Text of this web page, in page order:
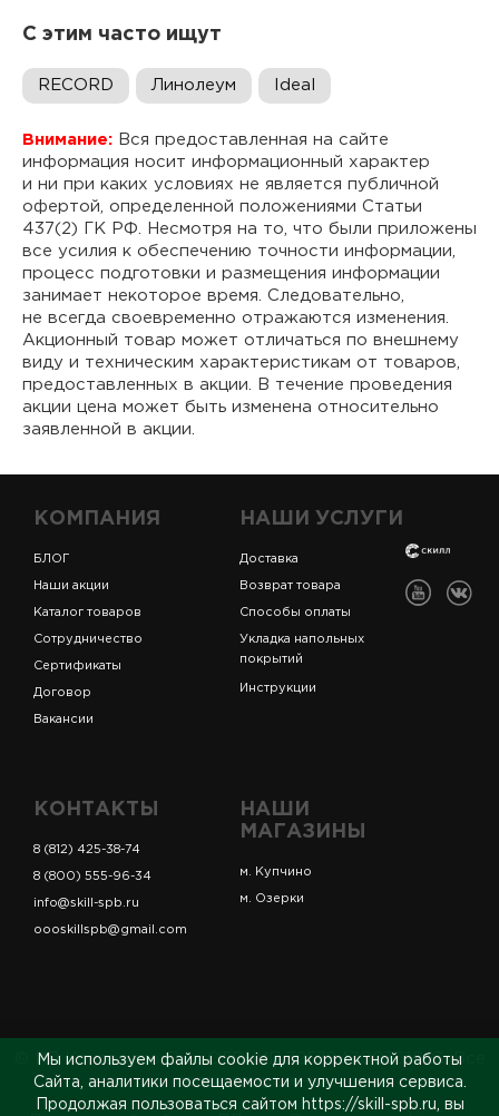
С этим часто ищут
RECORD Линолеум Ideal
Внимание: Вся предоставленная на сайте
информация носит информационный характер
и ни при каких условиях не является публичной
офертой, определенной положениями Статьи
437(2) ГК РФ. Несмотря на то, что были приложены
все усилия к обеспечению точности информации,
процесс подготовки и размещения информации
занимает некоторое время. Следовательно,
не всегда своевременно отражаются изменения.
Акционный товар может отличаться по внешнему
виду и техническим характеристикам от товаров,
предоставленных в акции. В течение проведения
акции цена может быть изменена относительно
заявленной в акции.
КОМПАНИЯ
БЛОГ
Наши акции
Каталог товаров
Сотрудничество
Сертификаты
Договор
Вакансии
НАШИ УСЛУГИ
Доставка
Возврат товара
Способы оплаты
Укладка напольных
покрытий
Инструкции
КОНТАКТЫ
8 (812) 425-38-74
8 (800) 555-96-34
info@skill-spb.ru
oooskillspb@gmail.com
НАШИ
МАГАЗИНЫ
м. Купчино
м. Озерки
© ИП Коновалов Д.А., ОГРНИП 325784700361023. Все
права защищены.
Мы используем файлы cookie для корректной работы
Сайта, аналитики посещаемости и улучшения сервиса.
Продолжая пользоваться сайтом https://skill-spb.ru, вы